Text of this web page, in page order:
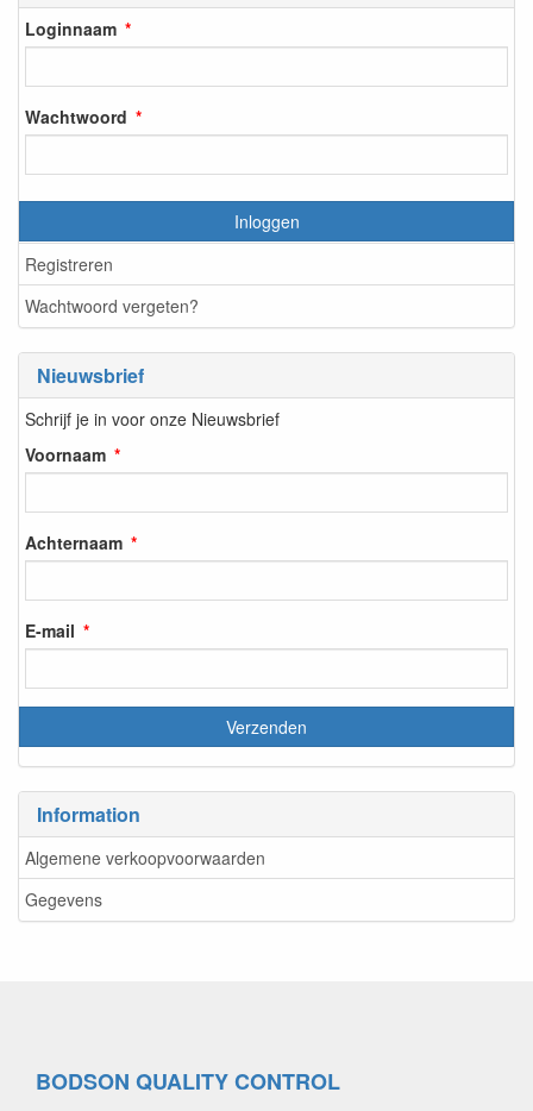
Loginnaam
Wachtwoord
Inloggen
Registreren
Wachtwoord vergeten?
Nieuwsbrief
Schrijf je in voor onze Nieuwsbrief
Voornaam
Achternaam
E-mail
Information
Algemene verkoopvoorwaarden
Gegevens
BODSON QUALITY CONTROL